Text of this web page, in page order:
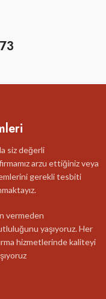
siz değerli
arzu ettiğiniz veya
gerekli tesbiti
vermeden
yaşıyoruz. Her
hizmetlerinde kaliteyi